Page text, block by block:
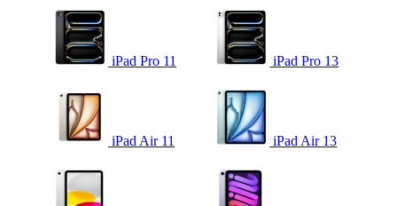
iPad Pro 11 iPad Pro 13
iPad Air 11 iPad Air 13